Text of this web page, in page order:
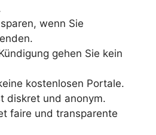
wenn Sie
gehen Sie kein
kostenlosen Portale.
diskret und anonym.
faire und transparente